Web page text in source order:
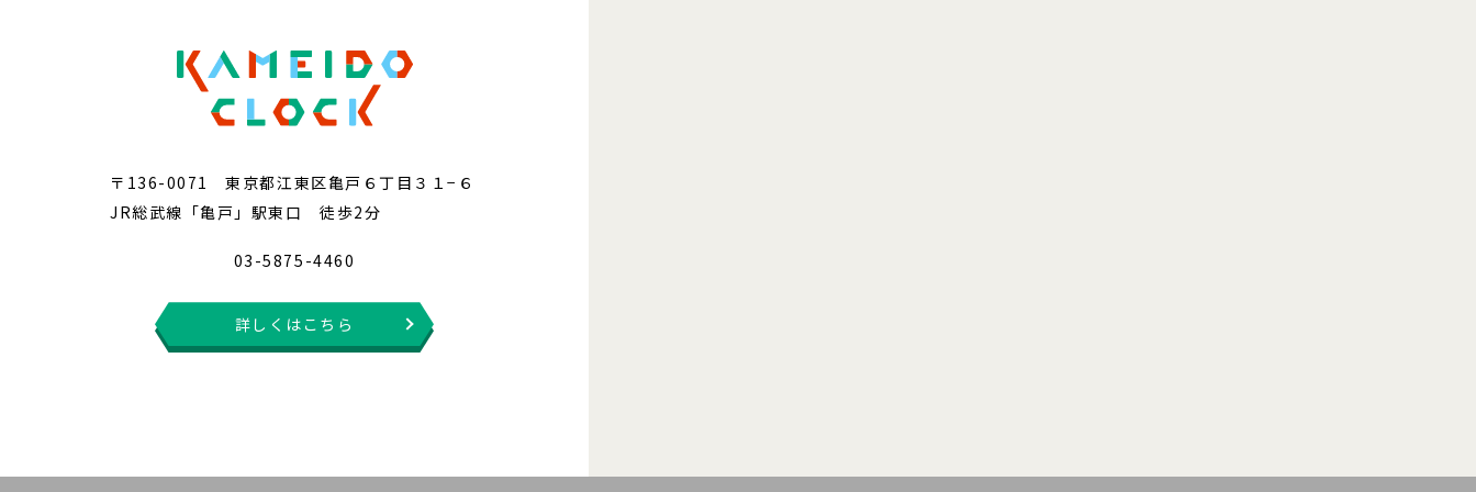
〒136-0071 東京都江東区亀戸６丁目３１−６
JR総武線「亀戸」駅東口 徒歩2分
03-5875-4460
詳しくはこちら